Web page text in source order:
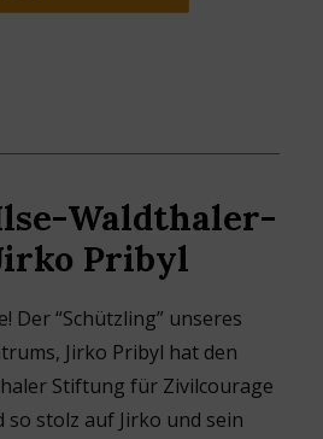
Ilse-Waldthaler-
Pribyl
Der “Schützling” unseres
Jirko Pribyl hat den
Stiftung für Zivilcourage
so stolz auf Jirko und sein